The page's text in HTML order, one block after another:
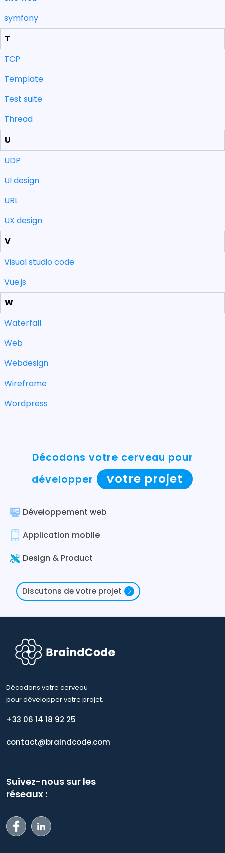
symfony
T
TCP
Template
Test suite
Thread
U
UDP
UI design
URL
UX design
V
Visual studio code
Vue.js
W
Waterfall
Web
Webdesign
Wireframe
Wordpress
Décodons votre cerveau pour
développer
votre projet
Développement web
Application mobile
Design & Product
Discutons de votre projet
Décodons votre cerveau
pour développer votre projet.
+33 06 14 18 92 25
contact@braindcode.com
Suivez-nous sur les
réseaux :